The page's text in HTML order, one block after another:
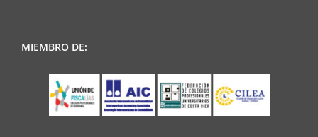
MIEMBRO DE: